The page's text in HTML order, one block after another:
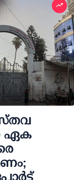
ഏക